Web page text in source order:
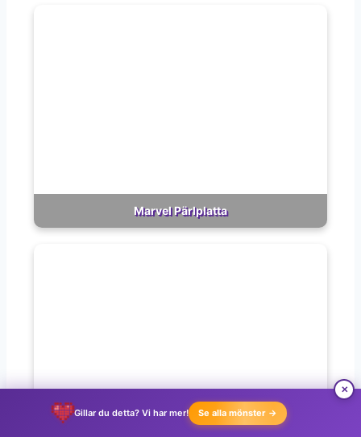
Marvel Pärlplatta
✕
Gillar du detta? Vi har mer! Se alla mönster →